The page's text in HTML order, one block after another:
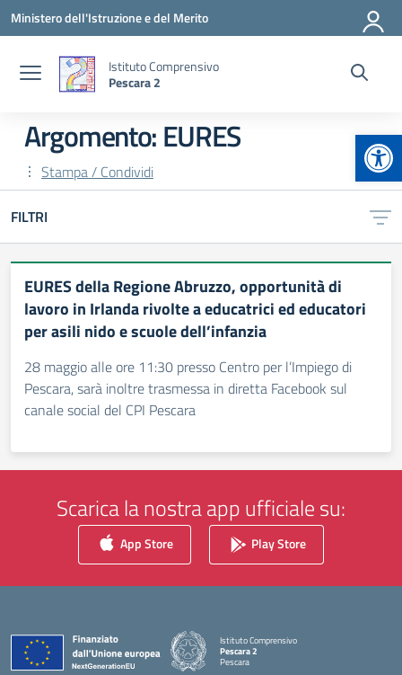
Vai ai contenuti
Vai al menu di navigazione
Vai al footer
Ministero dell'Istruzione e del Merito
Istituto Comprensivo
Pescara 2
Argomento: EURES
Stampa / Condividi
FILTRI
EURES della Regione Abruzzo, opportunità di
lavoro in Irlanda rivolte a educatrici ed educatori
per asili nido e scuole dell’infanzia
28 maggio alle ore 11:30 presso Centro per l’Impiego di
Pescara, sarà inoltre trasmessa in diretta Facebook sul
canale social del CPI Pescara
Scarica la nostra app ufficiale su:
App Store Play Store
Istituto Comprensivo
Pescara 2
Pescara